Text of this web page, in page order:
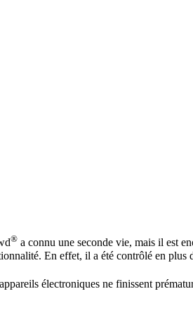
® a connu une seconde vie, mais il est
En effet, il a été contrôlé en
électroniques ne finissent